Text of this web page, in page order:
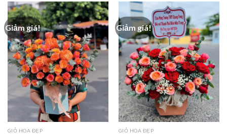
Giảm giá!
GIỎ HOA ĐẸP
Giảm giá!
GIỎ HOA ĐẸP